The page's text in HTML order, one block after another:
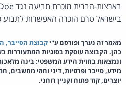
בישראל טרם הוכרה האפשרות לתבוע
מאמר זה נערך ופורסם ע"י קבוצת הסייבר,
כהן. הקבוצה עוסקת בסוגיות
ונמצאות בחזית הידע המשפטי: בינה
מידע, סייבר ופרטיות, דיני וחוזי מחשבים,
יוצרים, קוד פתוח וקניין רוחני.